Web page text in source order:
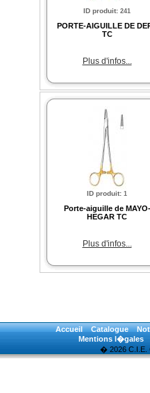
ID produit: 241
PORTE-AIGUILLE DE
TC
Plus d'infos...
ID produit: 1
Porte-aiguille de MAYO-
HEGAR TC
Plus d'infos...
Accueil Catalogue
Mentions l�gales
� 2026 C.I.E.